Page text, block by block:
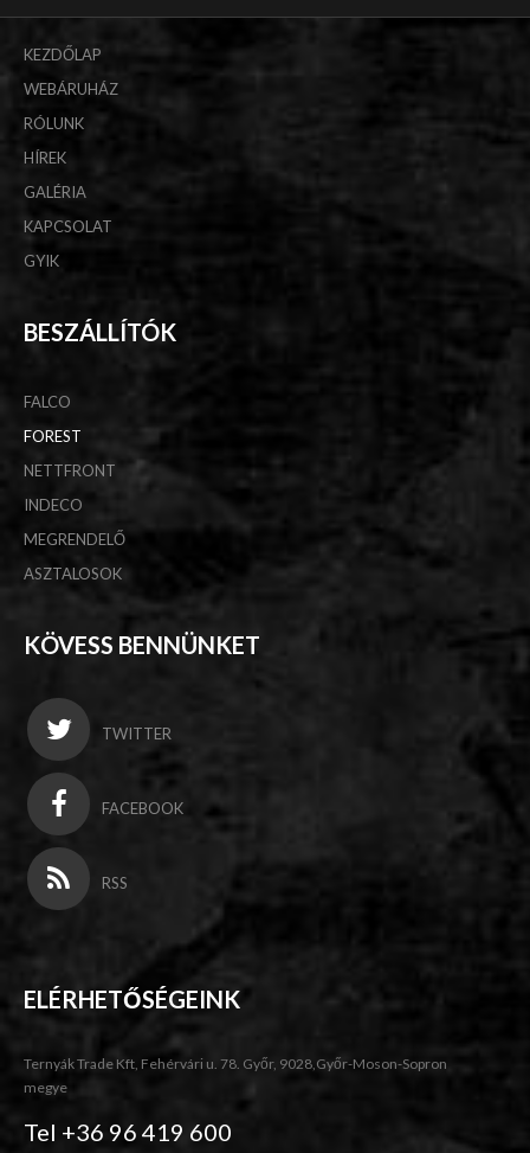
KEZDŐLAP
WEBÁRUHÁZ
RÓLUNK
HÍREK
GALÉRIA
KAPCSOLAT
GYIK
BESZÁLLÍTÓK
FALCO
FOREST
NETTFRONT
INDECO
MEGRENDELŐ
ASZTALOSOK
KÖVESS BENNÜNKET
TWITTER
FACEBOOK
RSS
ELÉRHETŐSÉGEINK
Ternyák Trade Kft, Fehérvári u. 78. Győr, 9028,Győr-Moson-Sopron
megye
Tel +36 96 419 600